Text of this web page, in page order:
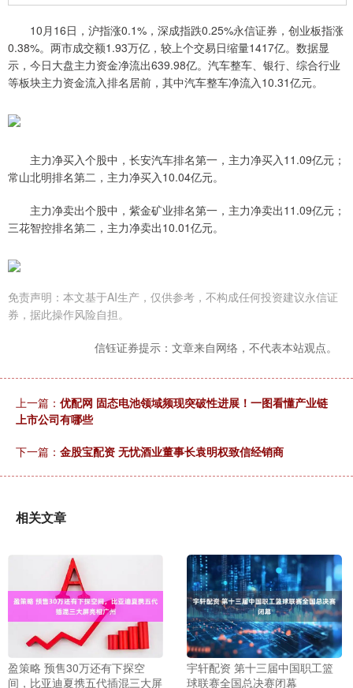
10月16日，沪指涨0.1%，深成指跌0.25%永信证券，创业板指涨
0.38%。两市成交额1.93万亿，较上个交易日缩量1417亿。数据显
示，今日大盘主力资金净流出639.98亿。汽车整车、银行、综合行业
等板块主力资金流入排名居前，其中汽车整车净流入10.31亿元。
主力净买入个股中，长安汽车排名第一，主力净买入11.09亿元；
常山北明排名第二，主力净买入10.04亿元。
主力净卖出个股中，紫金矿业排名第一，主力净卖出11.09亿元；
三花智控排名第二，主力净卖出10.01亿元。
免责声明：本文基于AI生产，仅供参考，不构成任何投资建议永信证
券，据此操作风险自担。
信钰证券提示：文章来自网络，不代表本站观点。
上一篇： 优配网 固态电池领域频现突破性进展！一图看懂产业链
上市公司有哪些
下一篇： 金股宝配资 无忧酒业董事长袁明权致信经销商
相关文章
盈策略 预售30万还有下探空
间，比亚迪夏携五代插混三大屏
宇轩配资 第十三届中国职工篮
球联赛全国总决赛闭幕